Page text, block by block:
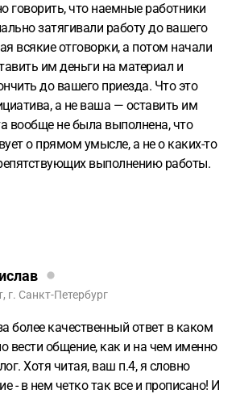
говорить, что наемные работники
затягивали работу до вашего
всякие отговорки, а потом начали
им деньги на материал и
до вашего приезда. Что это
а не ваша — оставить им
вообще не была выполнена, что
о прямом умысле, а не о каких-то
выполнению работы.
г. Санкт-Петербург
более качественный ответ в каком
вести общение, как и на чем именно
Хотя читая, ваш п.4, я словно
- в нем четко так все и прописано! И